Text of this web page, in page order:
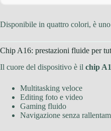
Disponibile in quattro colori, è
Chip A16: prestazioni fluide per
Il cuore del dispositivo è il chip
Multitasking veloce
Editing foto e video
Gaming fluido
Navigazione senza